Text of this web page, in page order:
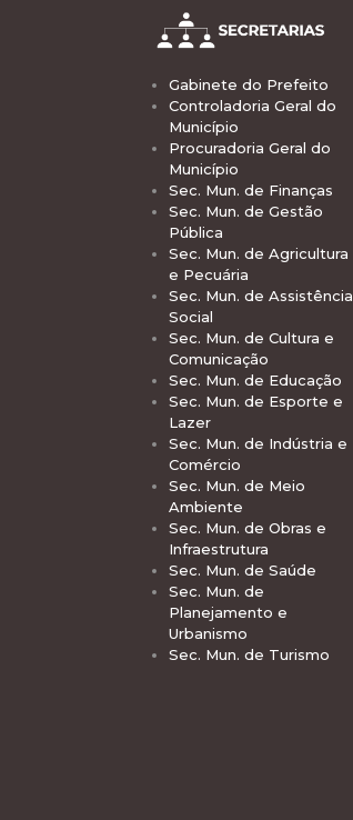
Gabinete do Prefeito
Controladoria Geral do
Município
Procuradoria Geral do
Município
Sec. Mun. de Finanças
Sec. Mun. de Gestão
Pública
Sec. Mun. de Agricultura
e Pecuária
Sec. Mun. de Assistência
Social
Sec. Mun. de Cultura e
Comunicação
Sec. Mun. de Educação
Sec. Mun. de Esporte e
Lazer
Sec. Mun. de Indústria e
Comércio
Sec. Mun. de Meio
Ambiente
Sec. Mun. de Obras e
Infraestrutura
Sec. Mun. de Saúde
Sec. Mun. de
Planejamento e
Urbanismo
Sec. Mun. de Turismo